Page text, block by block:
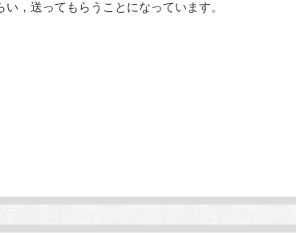
，送ってもらうことになっています。